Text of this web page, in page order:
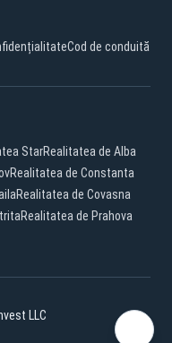
Cod de conduită
StarRealitatea de Alba
Realitatea de Constanta
Realitatea de Covasna
Realitatea de Prahova
LLC